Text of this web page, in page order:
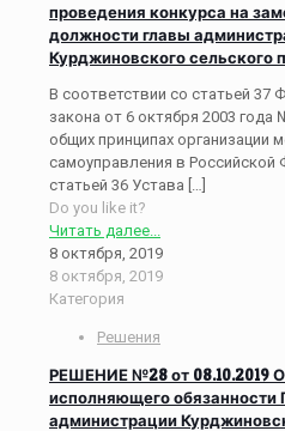
проведения конкурса на
должности главы
Курджиновского сельского
В соответствии со статьей 37
закона от 6 октября 2003
общих принципах организации
самоуправления в Российской
статьей 36 Устава
Do you like it?
Читать далее...
8 октября, 2019
8 октября, 2019
Категория
Решения
РЕШЕНИЕ №28 от 08.10.2019
исполняющего обязанности
администрации